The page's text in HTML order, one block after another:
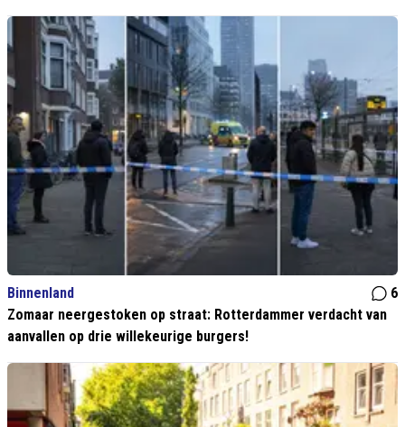
Binnenland
6
Zomaar neergestoken op straat: Rotterdammer verdacht van
aanvallen op drie willekeurige burgers!